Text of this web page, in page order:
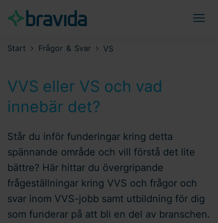
Start Frågor & Svar VS
VVS eller VS och vad
innebär det?
Står du inför funderingar kring detta
spännande område och vill förstå det lite
bättre? Här hittar du övergripande
frågeställningar kring VVS och frågor och
svar inom VVS-jobb samt utbildning för dig
som funderar på att bli en del av branschen.